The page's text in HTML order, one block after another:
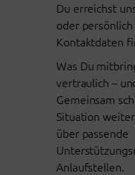
Du erreichst
oder
Kontaktdaten
Was Du
vertraulich –
Gemeinsam
Situation
über passende
Anlaufstellen.